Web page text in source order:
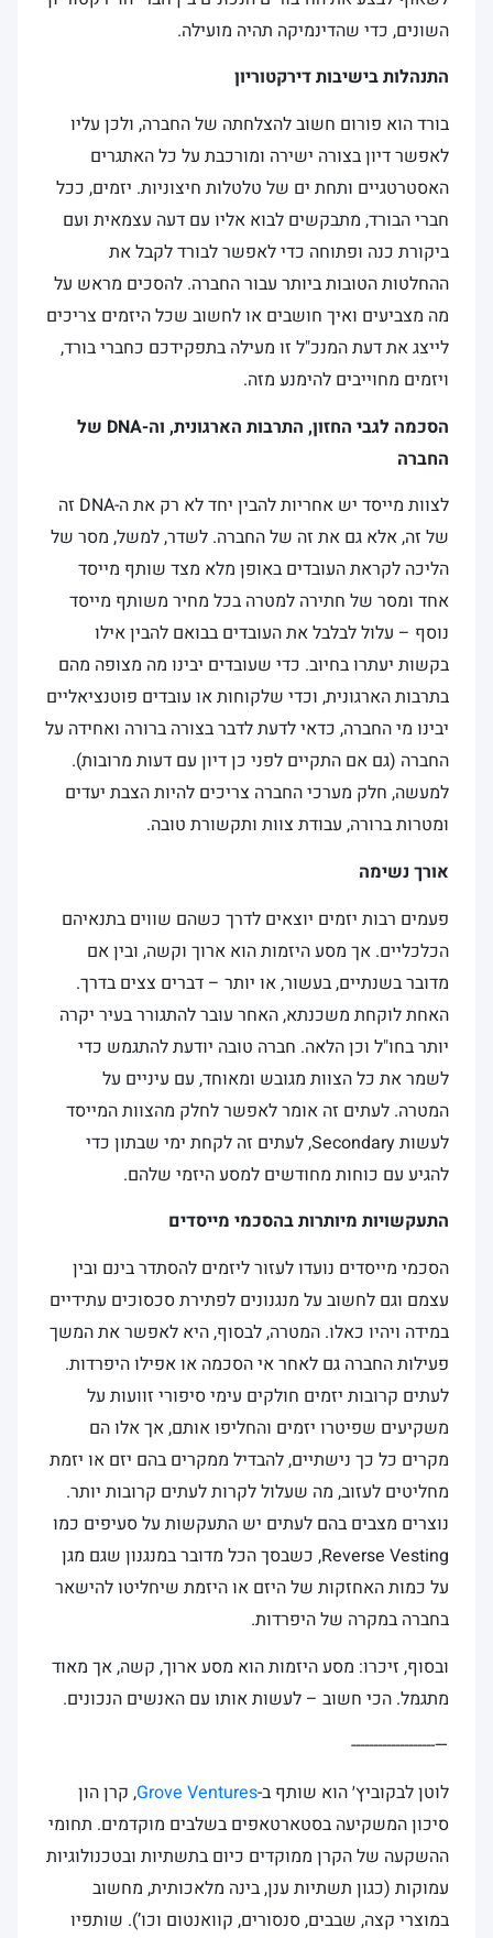
השונים, כדי שהדינמיקה תהיה מועילה.
התנהלות בישיבות דירקטוריון
בורד הוא פורום חשוב להצלחתה של החברה, ולכן עליו
לאפשר דיון בצורה ישירה ומורכבת על כל האתגרים
האסטרטגיים ותחת ים של טלטלות חיצוניות. יזמים, ככל
חברי הבורד, מתבקשים לבוא אליו עם דעה עצמאית ועם
ביקורת כנה ופתוחה כדי לאפשר לבורד לקבל את
ההחלטות הטובות ביותר עבור החברה. להסכים מראש על
מה מצביעים ואיך חושבים או לחשוב שכל היזמים צריכים
לייצג את דעת המנכ"ל זו מעילה בתפקידכם כחברי בורד,
ויזמים מחוייבים להימנע מזה.
הסכמה לגבי החזון, התרבות הארגונית, וה-DNA של
החברה
לצוות מייסד יש אחריות להבין יחד לא רק את ה-DNA זה
של זה, אלא גם את זה של החברה. לשדר, למשל, מסר של
הליכה לקראת העובדים באופן מלא מצד שותף מייסד
אחד ומסר של חתירה למטרה בכל מחיר משותף מייסד
נוסף – עלול לבלבל את העובדים בבואם להבין אילו
בקשות יעתרו בחיוב. כדי שעובדים יבינו מה מצופה מהם
בתרבות הארגונית, וכדי שלקוחות או עובדים פוטנציאליים
יבינו מי החברה, כדאי לדעת לדבר בצורה ברורה ואחידה על
החברה (גם אם התקיים לפני כן דיון עם דעות מרובות).
למעשה, חלק מערכי החברה צריכים להיות הצבת יעדים
ומטרות ברורה, עבודת צוות ותקשורת טובה.
אורך נשימה
פעמים רבות יזמים יוצאים לדרך כשהם שווים בתנאיהם
הכלכליים. אך מסע היזמות הוא ארוך וקשה, ובין אם
מדובר בשנתיים, בעשור, או יותר – דברים צצים בדרך.
האחת לוקחת משכנתא, האחר עובר להתגורר בעיר יקרה
יותר בחו"ל וכן הלאה. חברה טובה יודעת להתגמש כדי
לשמר את כל הצוות מגובש ומאוחד, עם עיניים על
המטרה. לעתים זה אומר לאפשר לחלק מהצוות המייסד
לעשות Secondary, לעתים זה לקחת ימי שבתון כדי
להגיע עם כוחות מחודשים למסע היזמי שלהם.
התעקשויות מיותרות בהסכמי מייסדים
הסכמי מייסדים נועדו לעזור ליזמים להסתדר בינם ובין
עצמם וגם לחשוב על מנגנונים לפתירת סכסוכים עתידיים
במידה ויהיו כאלו. המטרה, לבסוף, היא לאפשר את המשך
פעילות החברה גם לאחר אי הסכמה או אפילו היפרדות.
לעתים קרובות יזמים חולקים עימי סיפורי זוועות על
משקיעים שפיטרו יזמים והחליפו אותם, אך אלו הם
מקרים כל כך נישתיים, להבדיל ממקרים בהם יזם או יזמת
מחליטים לעזוב, מה שעלול לקרות לעתים קרובות יותר.
נוצרים מצבים בהם לעתים יש התעקשות על סעיפים כמו
Reverse Vesting, כשבסך הכל מדובר במנגנון שגם מגן
על כמות האחזקות של היזם או היזמת שיחליטו להישאר
בחברה במקרה של היפרדות.
ובסוף, זיכרו: מסע היזמות הוא מסע ארוך, קשה, אך מאוד
מתגמל. הכי חשוב – לעשות אותו עם האנשים הנכונים.
—-------------------
לוטן לבקוביץ׳ הוא שותף ב-Grove Ventures, קרן הון
סיכון המשקיעה בסטארטאפים בשלבים מוקדמים. תחומי
ההשקעה של הקרן ממוקדים כיום בתשתיות ובטכנולוגיות
עמוקות (כגון תשתיות ענן, בינה מלאכותית, מחשוב
במוצרי קצה, שבבים, סנסורים, קוואנטום וכו’). שותפיו